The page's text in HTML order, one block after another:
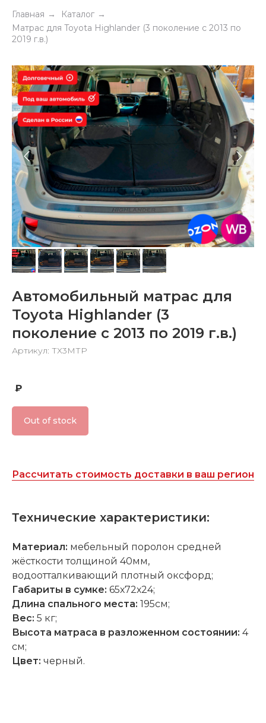
Главная → Каталог →
Матрас для Toyota Highlander (3 поколение c 2013 по
2019 г.в.)
Автомобильный матрас для
Toyota Highlander (3
поколение c 2013 по 2019 г.в.)
Артикул: ТХ3МТР
₽
Out of stock
Рассчитать стоимость доставки в ваш регион
Технические характеристики:
Материал: мебельный поролон средней
жёсткости толщиной 40мм,
водоотталкивающий плотный оксфорд;
Габариты в сумке: 65х72х24;
Длина спального места: 195см;
Вес: 5 кг;
Высота матраса в разложенном состоянии: 4
cм;
Цвет: черный.